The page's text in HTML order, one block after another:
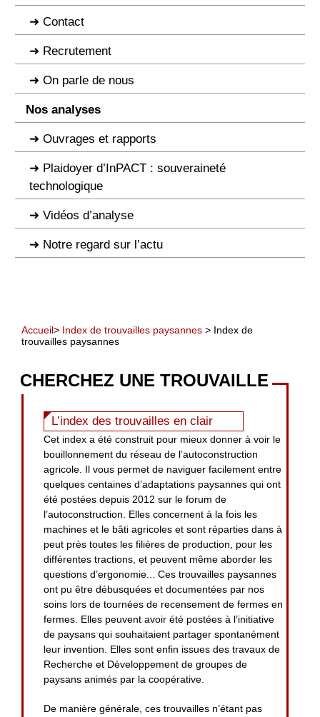
Contact
Recrutement
On parle de nous
Nos analyses
Ouvrages et rapports
Plaidoyer d’InPACT : souveraineté
technologique
Vidéos d’analyse
Notre regard sur l’actu
Accueil> Index de trouvailles paysannes > Index de
trouvailles paysannes
CHERCHEZ UNE TROUVAILLE
L’index des trouvailles en clair
Cet index a été construit pour mieux donner à voir le
bouillonnement du réseau de l’autoconstruction
agricole. Il vous permet de naviguer facilement entre
quelques centaines d’adaptations paysannes qui ont
été postées depuis 2012 sur le forum de
l’autoconstruction. Elles concernent à la fois les
machines et le bâti agricoles et sont réparties dans à
peut près toutes les filières de production, pour les
différentes tractions, et peuvent même aborder les
questions d’ergonomie... Ces trouvailles paysannes
ont pu être débusquées et documentées par nos
soins lors de tournées de recensement de fermes en
fermes. Elles peuvent avoir été postées à l’initiative
de paysans qui souhaitaient partager spontanément
leur invention. Elles sont enfin issues des travaux de
Recherche et Développement de groupes de
paysans animés par la coopérative.
De manière générale, ces trouvailles n’étant pas